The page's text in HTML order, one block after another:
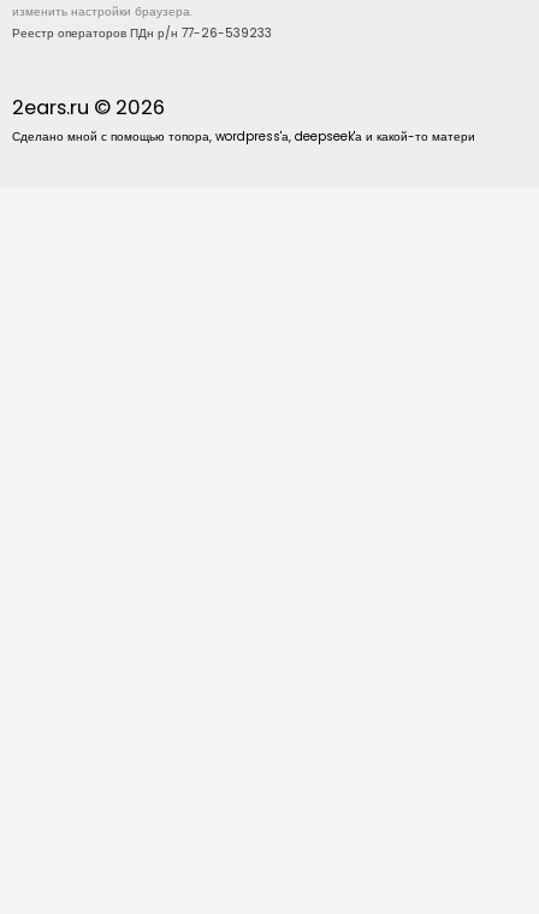
изменить настройки браузера.
Реестр операторов ПДн р/н 77-26-539233
2ears.ru © 2026
Сделано мной с помощью топора, wordpress'а, deepseek'а и какой-то матери